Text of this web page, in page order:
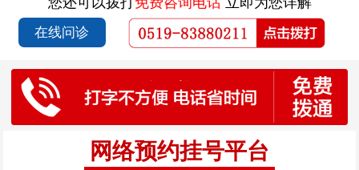
在线问诊
网络预约挂号平台